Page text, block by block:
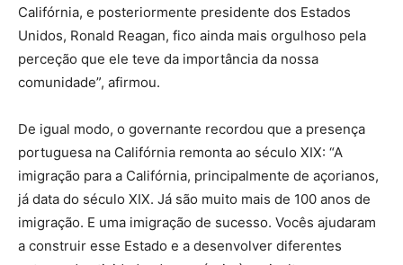
Califórnia, e posteriormente presidente dos Estados
Unidos, Ronald Reagan, fico ainda mais orgulhoso pela
perceção que ele teve da importância da nossa
comunidade”, afirmou.
De igual modo, o governante recordou que a presença
portuguesa na Califórnia remonta ao século XIX: “A
imigração para a Califórnia, principalmente de açorianos,
já data do século XIX. Já são muito mais de 100 anos de
imigração. E uma imigração de sucesso. Vocês ajudaram
a construir esse Estado e a desenvolver diferentes